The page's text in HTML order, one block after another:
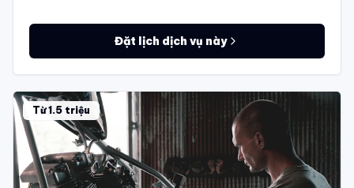
Đặt lịch dịch vụ này
Từ 1.5 triệu